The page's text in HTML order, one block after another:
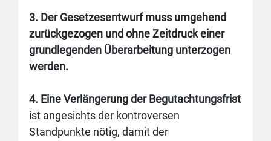
3. Der Gesetzesentwurf muss umgehend
zurückgezogen und ohne Zeitdruck einer
grundlegenden Überarbeitung unterzogen
werden.
4. Eine Verlängerung der Begutachtungsfrist
ist angesichts der kontroversen
Standpunkte nötig, damit der